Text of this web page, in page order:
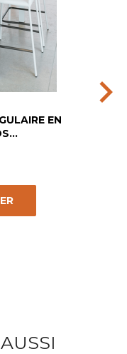
EN
chevron_right